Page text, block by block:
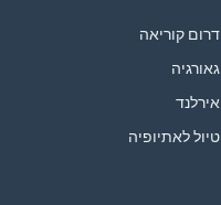
דרום קוריאה
גאורגיה
אירלנד
טיול לאתיופיה